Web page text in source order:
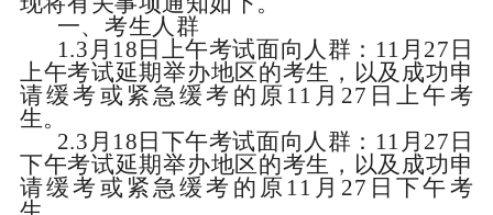
一、考生人群
1.3 月 18 日上午考试面向人群： 11 月 27 日
上午考试延期举办地区的考生，以及成功申
请缓考或紧急缓考的原 11 月 27 日上午考
生。
2.3 月 18 日下午考试面向人群： 11 月 27 日
下午考试延期举办地区的考生，以及成功申
请缓考或紧急缓考的原 11 月 27 日下午考